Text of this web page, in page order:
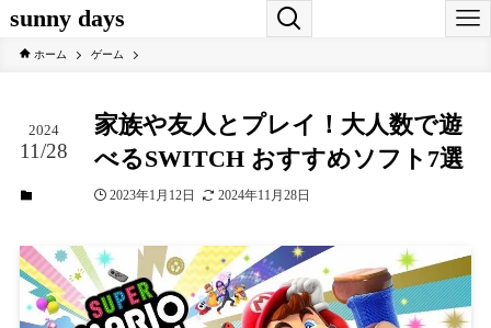
sunny days
ホーム ゲーム
家族や友人とプレイ！大人数で遊
べるSWITCH おすすめソフト7選
2024
11/28
2023年1月12日 2024年11月28日